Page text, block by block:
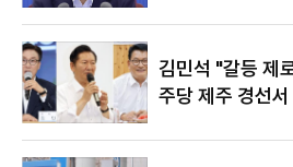
김민석 "갈등 제
주당 제주 경선